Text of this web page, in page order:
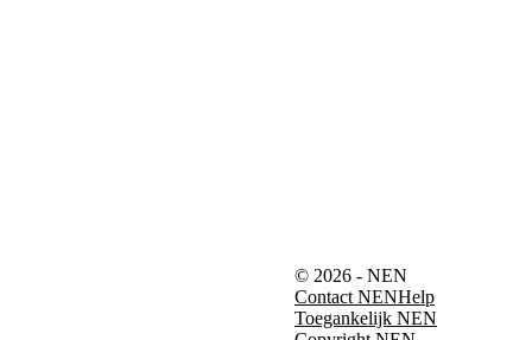
© 2026 - NEN
Contact NENHelp
Toegankelijk NEN